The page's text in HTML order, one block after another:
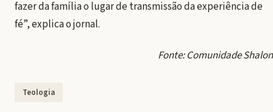
fazer da família o lugar de transmissão da experiência de
fé”, explica o jornal.
Fonte: Comunidade Shalon
Teologia